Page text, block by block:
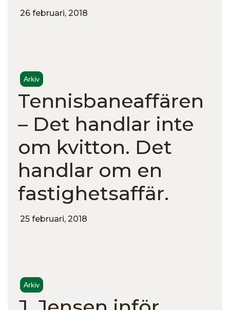
26 februari, 2018
Arkiv
Tennisbaneaffären
– Det handlar inte
om kvitton. Det
handlar om en
fastighetsaffär.
25 februari, 2018
Arkiv